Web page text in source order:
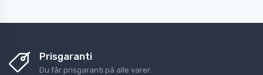
Prisgaranti
Du får prisgaranti på alle varer.